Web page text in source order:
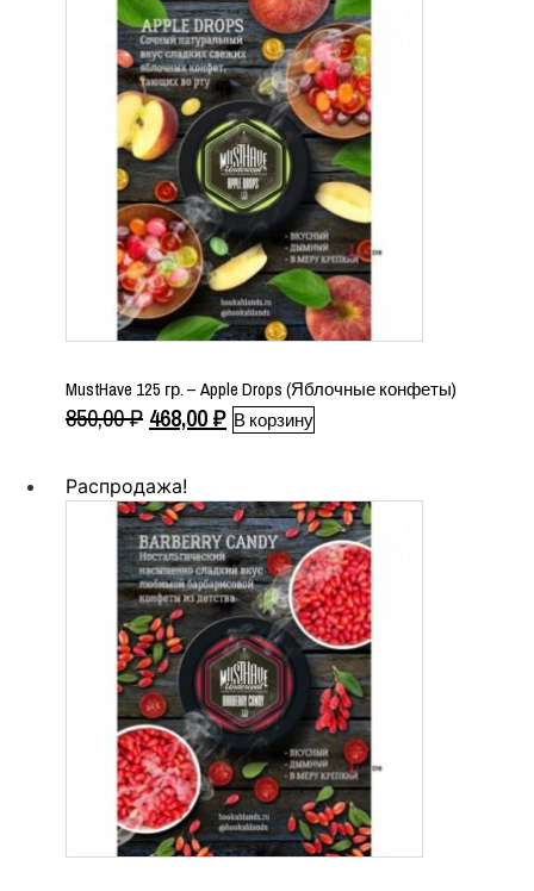
MustHave 125 гр. – Apple Drops (Яблочные конфеты)
850,00₽ Первоначальная
составляла
850,00 ₽.
468,00₽Текущая
В корзину
Распродажа!